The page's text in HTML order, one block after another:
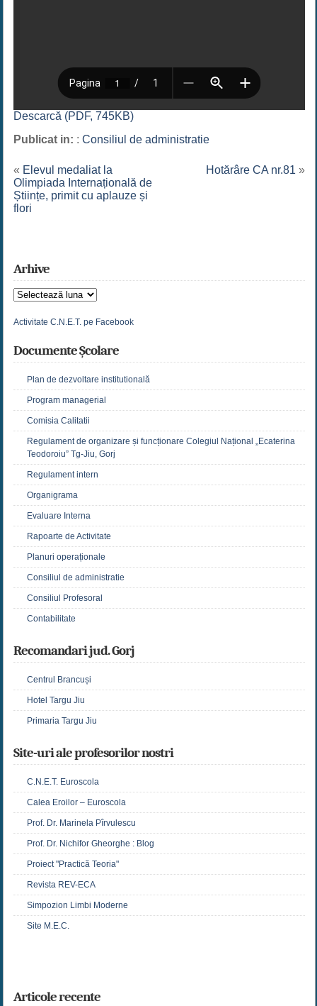
Descarcă (PDF, 745KB)
Publicat in: : Consiliul de administratie
« Elevul medaliat la
Olimpiada Internațională de
Științe, primit cu aplauze și
flori
Hotărâre CA nr.81 »
Arhive
Arhive
Activitate C.N.E.T. pe Facebook
Documente Școlare
Plan de dezvoltare institutională
Program managerial
Comisia Calitatii
Regulament de organizare și funcționare Colegiul Național „Ecaterina
Teodoroiu” Tg-Jiu, Gorj
Regulament intern
Organigrama
Evaluare Interna
Rapoarte de Activitate
Planuri operaționale
Consiliul de administratie
Consiliul Profesoral
Contabilitate
Recomandari jud. Gorj
Centrul Brancuși
Hotel Targu Jiu
Primaria Targu Jiu
Site-uri ale profesorilor nostri
C.N.E.T. Euroscola
Calea Eroilor – Euroscola
Prof. Dr. Marinela Pîrvulescu
Prof. Dr. Nichifor Gheorghe : Blog
Proiect "Practică Teoria"
Revista REV-ECA
Simpozion Limbi Moderne
Site M.E.C.
Articole recente